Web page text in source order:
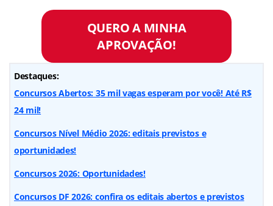
QUERO A MINHA
APROVAÇÃO!
Destaques:
Concursos Abertos: 35 mil vagas esperam por você! Até R$
24 mil!
Concursos Nível Médio 2026: editais previstos e
oportunidades!
Concursos 2026: Oportunidades!
Concursos DF 2026: confira os editais abertos e previstos